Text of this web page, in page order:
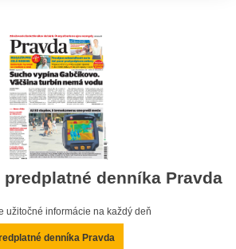
denníka Pravda
užitočné informácie na každý deň
denníka Pravda